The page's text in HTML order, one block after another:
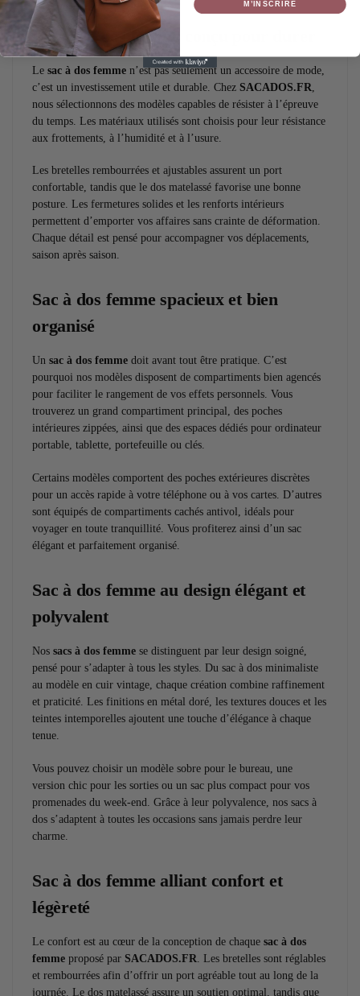
Un sac à dos femme conçu pour durer
Le sac à dos femme n’est pas seulement un accessoire de mode,
c’est un investissement utile et durable. Chez SACADOS.FR
nous sélectionnons des modèles capables de résister à l’épreuve
du temps. Les matériaux utilisés sont choisis pour leur résistance
aux frottements, à l’humidité et à l’usure.
Les bretelles rembourrées et ajustables assurent un port
confortable, tandis que le dos matelassé favorise une bonne
posture. Les fermetures solides et les renforts intérieurs
permettent d’emporter vos affaires sans crainte de déformation.
Chaque détail est pensé pour accompagner vos déplacements,
saison après saison.
Sac à dos femme spacieux et bien
organisé
Un sac à dos femme doit avant tout être pratique. C’est
pourquoi nos modèles disposent de compartiments bien agencés
pour faciliter le rangement de vos effets personnels. Vous
trouverez un grand compartiment principal, des poches
intérieures zippées, ainsi que des espaces dédiés pour ordinateur
portable, tablette, portefeuille ou clés.
Certains modèles comportent des poches extérieures discrètes
pour un accès rapide à votre téléphone ou à vos cartes. D’autres
sont équipés de compartiments cachés antivol, idéals pour
voyager en toute tranquillité. Vous profiterez ainsi d’un sac
élégant et parfaitement organisé.
Sac à dos femme au design élégant et
polyvalent
Nos sacs à dos femme se distinguent par leur design soigné,
pensé pour s’adapter à tous les styles. Du sac à dos minimaliste
au modèle en cuir vintage, chaque création combine raffinement
et praticité. Les finitions en métal doré, les textures douces et les
teintes intemporelles ajoutent une touche d’élégance à chaque
tenue.
Vous pouvez choisir un modèle sobre pour le bureau, une
version chic pour les sorties ou un sac plus compact pour vos
promenades du week-end. Grâce à leur polyvalence, nos sacs à
dos s’adaptent à toutes les occasions sans jamais perdre leur
charme.
Sac à dos femme alliant confort et
légèreté
Le confort est au cœur de la conception de chaque sac à dos
femme proposé par SACADOS.FR. Les bretelles sont réglables
et rembourrées afin d’offrir un port agréable tout au long de la
journée. Le dos matelassé assure un soutien optimal, tandis que
M’INSCRIRE